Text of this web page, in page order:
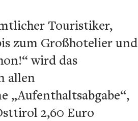
Touristiker,
zum Großhotelier und
wird das
allen
„Aufenthaltsabgabe“,
2,60 Euro